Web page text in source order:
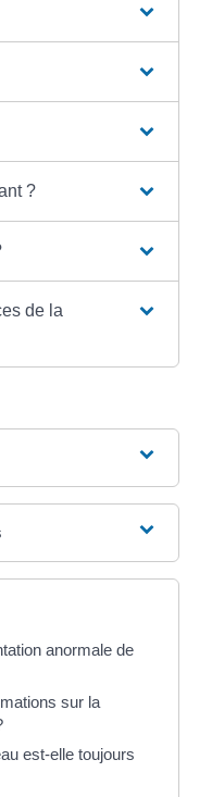
?
de la
anormale de
sur la
est-elle toujours